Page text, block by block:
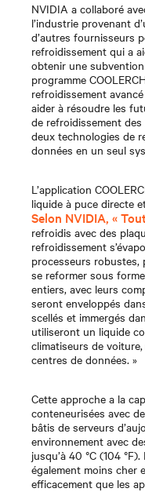
NVIDIA a collaboré
l’industrie provenant
d’autres fournisseurs
refroidissement qui a
obtenir une
programme
refroidissement
aider à résoudre les
de refroidissement
deux technologies de
données en un seul
L’application
liquide à puce directe
Selon NVIDIA, «
refroidis avec des
refroidissement
processeurs
se reformer sous
entiers, avec leurs
seront enveloppés
scellés et immergés
utiliseront un liquide
climatiseurs de
centres de données. »
Cette approche a la
conteneurisées avec
bâtis de serveurs
environnement avec
jusqu’à 40 °C (104
également moins cher
efficacement que les